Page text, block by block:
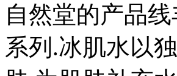
自然堂的产品
系列.冰肌水以